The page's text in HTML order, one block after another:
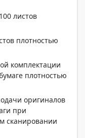
листов
плотностью
комплектации
плотностью
оригиналов
при
сканировании